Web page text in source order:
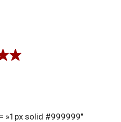
»1px solid #999999″